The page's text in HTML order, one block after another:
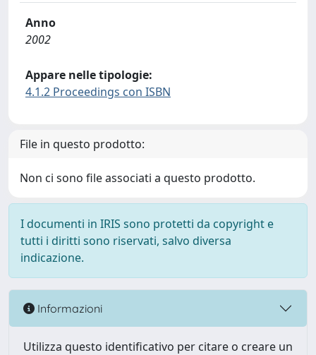
Anno
2002
Appare nelle tipologie:
4.1.2 Proceedings con ISBN
File in questo prodotto:
Non ci sono file associati a questo prodotto.
I documenti in IRIS sono protetti da copyright e
tutti i diritti sono riservati, salvo diversa
indicazione.
Informazioni
Utilizza questo identificativo per citare o creare un